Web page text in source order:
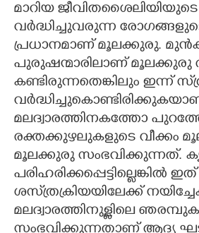
CARTOONS
LITERATURE
ZOOM
CONTACT US
മാറിയ ജീവിതശൈലിയിയുടെ
വർദ്ധിച്ചുവരുന്ന
പ്രധാനമാണ് മൂലക്കുരു.
പുരുഷന്മാരിലാണ് മൂലക്കുരു
കണ്ടിരുന്നതെങ്കിലും ഇന്ന്
മലദ്വാരത്തിനകത്തോ
രക്തക്കുഴലുകളുടെ വീക്കം
മൂലക്കുരു സംഭവിക്കുന്നത്.
പരിഹരിക്കപ്പെട്ടില്ലെങ്കിൽ ഇത്
ശസ്‌ത്രക്രിയയിലേക്ക്
മലദ്വാരത്തിനുള്ളിലെ